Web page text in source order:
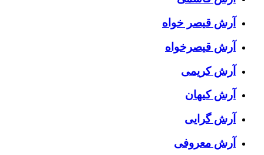
آرش قیصر خواه
آرش قیصرخواه
آرش کریمی
آرش کیهان
آرش گرایی
آرش معروفی